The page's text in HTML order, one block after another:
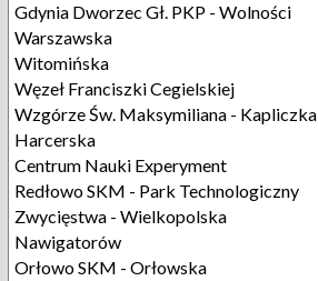
Gdynia Dworzec Gł. PKP - Wolności
Warszawska
Witomińska
Węzeł Franciszki Cegielskiej
Wzgórze Św. Maksymiliana - Kapliczka
Harcerska
Centrum Nauki Experyment
Redłowo SKM - Park Technologiczny
Zwycięstwa - Wielkopolska
Nawigatorów
Orłowo SKM - Orłowska